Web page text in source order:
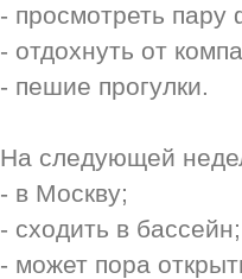
- просмотреть пару
- отдохнуть от
- пешие прогулки.
На следующей
- в Москву;
- сходить в бассейн;
- может пора